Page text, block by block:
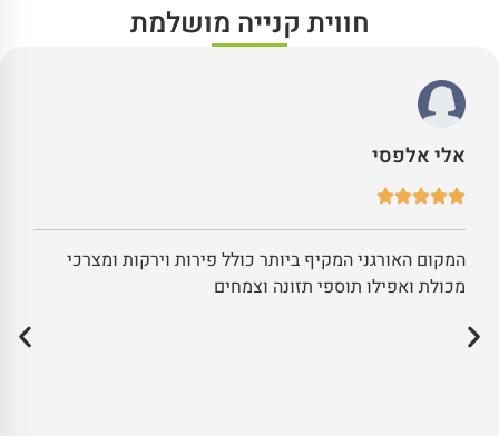
חווית קנייה מושלמת
אלי אלפסי
המקום האורגני המקיף ביותר כולל פירות וירקות ומצרכי
מכולת ואפילו תוספי תזונה וצמחים